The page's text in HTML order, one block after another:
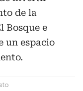
de la
Bosque e
un espacio